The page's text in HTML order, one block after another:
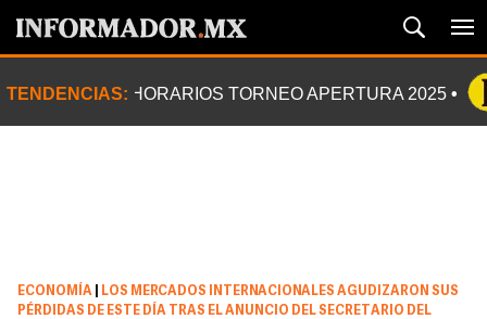
TENDENCIAS: HORARIOS TORNEO APERTURA 2025
ECONOMÍA
LOS MERCADOS INTERNACIONALES AGUDIZARON SUS
PÉRDIDAS DE ESTE DÍA TRAS EL ANUNCIO DEL SECRETARIO DEL